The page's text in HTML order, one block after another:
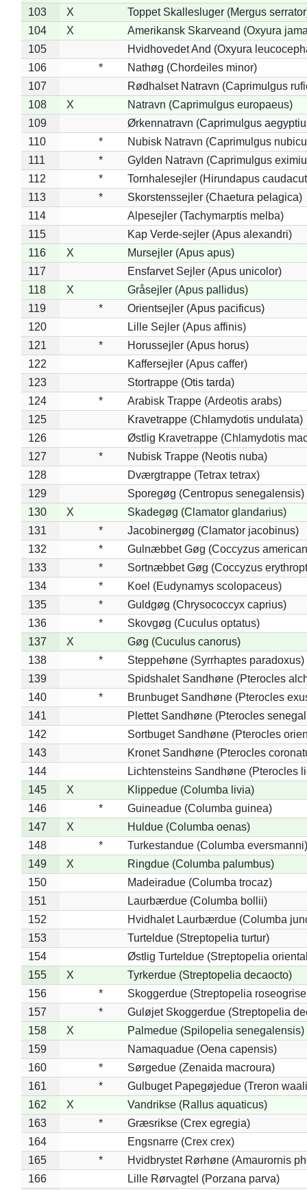
103 X
Toppet Skallesluger (Mergus
104
X
Amerikansk Skarveand (Oxyura
105
Hvidhovedet And (Oxyura
106
*
Nathøg (Chordeiles minor)
107
Rødhalset Natravn (Caprimulgus
108
X
Natravn (Caprimulgus europaeus)
109
Ørkennatravn (Caprimulgus
110
*
Nubisk Natravn (Caprimulgus
111
*
Gylden Natravn (Caprimulgus
112
*
Tornhalesejler (Hirundapus
113
*
Skorstenssejler (Chaetura pelagica)
114
Alpesejler (Tachymarptis melba)
115
Kap Verde-sejler (Apus alexandri)
116
X
Mursejler (Apus apus)
117
Ensfarvet Sejler (Apus unicolor)
118
X
Gråsejler (Apus pallidus)
119
*
Orientsejler (Apus pacificus)
120
Lille Sejler (Apus affinis)
121
*
Horussejler (Apus horus)
122
Kaffersejler (Apus caffer)
123
Stortrappe (Otis tarda)
124
*
Arabisk Trappe (Ardeotis arabs)
125
Kravetrappe (Chlamydotis undulata)
126
Østlig Kravetrappe (Chlamydotis
127
*
Nubisk Trappe (Neotis nuba)
128
Dværgtrappe (Tetrax tetrax)
129
Sporegøg (Centropus senegalensis)
130
X
Skadegøg (Clamator glandarius)
131
*
Jacobinergøg (Clamator jacobinus)
132
*
Gulnæbbet Gøg (Coccyzus
133
*
Sortnæbbet Gøg (Coccyzus
134
*
Koel (Eudynamys scolopaceus)
135
*
Guldgøg (Chrysococcyx caprius)
136
*
Skovgøg (Cuculus optatus)
137
X
Gøg (Cuculus canorus)
138
*
Steppehøne (Syrrhaptes paradoxus)
139
Spidshalet Sandhøne (Pterocles
140
*
Brunbuget Sandhøne (Pterocles
141
Plettet Sandhøne (Pterocles
142
Sortbuget Sandhøne (Pterocles
143
Kronet Sandhøne (Pterocles
144
Lichtensteins Sandhøne (Pterocles
145
X
Klippedue (Columba livia)
146
*
Guineadue (Columba guinea)
147
X
Huldue (Columba oenas)
148
*
Turkestandue (Columba eversmanni)
149
X
Ringdue (Columba palumbus)
150
Madeiradue (Columba trocaz)
151
Laurbærdue (Columba bollii)
152
Hvidhalet Laurbærdue (Columba
153
Turteldue (Streptopelia turtur)
154
Østlig Turteldue (Streptopelia
155
X
Tyrkerdue (Streptopelia decaocto)
156
*
Skoggerdue (Streptopelia
157
*
Guløjet Skoggerdue (Streptopelia
158
X
Palmedue (Spilopelia senegalensis)
159
Namaquadue (Oena capensis)
160
*
Sørgedue (Zenaida macroura)
161
*
Gulbuget Papegøjedue (Treron
162
X
Vandrikse (Rallus aquaticus)
163
*
Græsrikse (Crex egregia)
164
Engsnarre (Crex crex)
165
*
Hvidbrystet Rørhøne (Amaurornis
166
Lille Rørvagtel (Porzana parva)